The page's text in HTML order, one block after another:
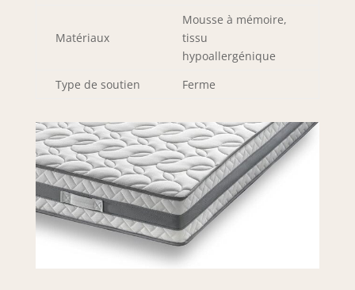
Matériaux
Mousse à mémoire,
tissu
hypoallergénique
Type de soutien
Ferme